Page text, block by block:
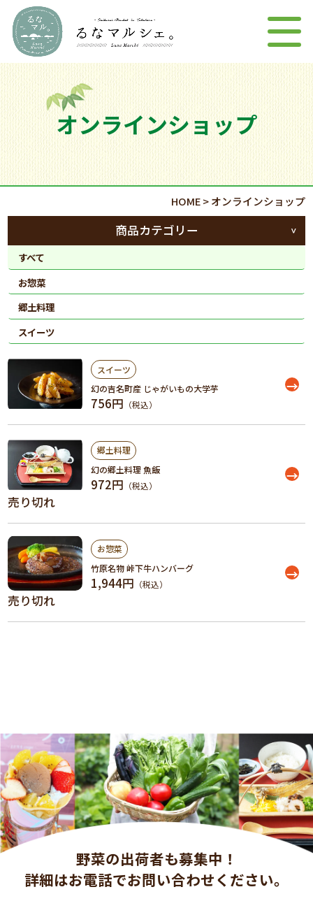
オンラインショップ
HOME>オンラインショップ
商品カテゴリー
すべて
お惣菜
郷土料理
スイーツ
スイーツ
幻の吉名町産 じゃがいもの大学芋
756円 （税込）
郷土料理
幻の郷土料理 魚飯
972円 （税込）
売り切れ
お惣菜
竹原名物 峠下牛ハンバーグ
1,944円 （税込）
売り切れ
野菜の出荷者も募集中！
詳細はお電話でお問い合わせください。